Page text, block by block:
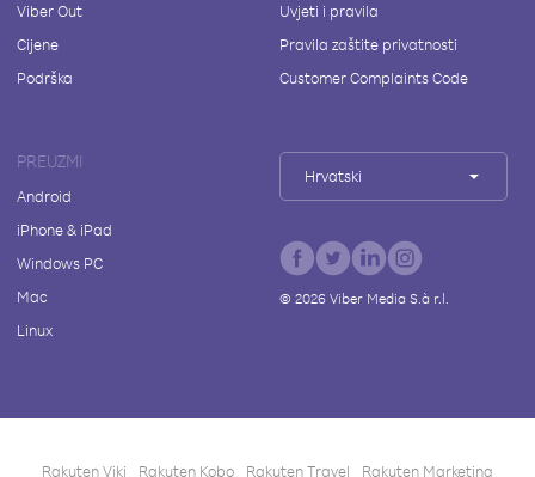
Viber Out
Cijene
Podrška
Uvjeti i pravila
Pravila zaštite privatnosti
Customer Complaints Code
PREUZMI
Android
iPhone & iPad
Windows PC
Mac
Linux
Hrvatski
© 2026Viber Media S.à r.l.
Rakuten Viki Rakuten Kobo Rakuten Travel Rakuten Marketing